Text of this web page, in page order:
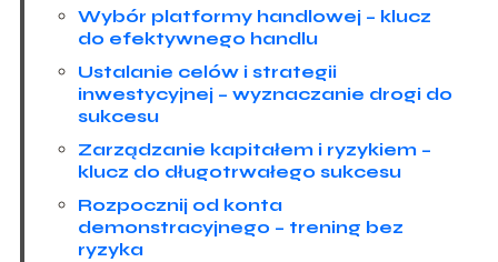
Wybór platformy handlowej – klucz
do efektywnego handlu
Ustalanie celów i strategii
inwestycyjnej – wyznaczanie drogi do
sukcesu
Zarządzanie kapitałem i ryzykiem –
klucz do długotrwałego sukcesu
Rozpocznij od konta
demonstracyjnego – trening bez
ryzyka